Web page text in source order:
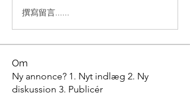
撰寫留言......
Om
Ny annonce? 1. Nyt indlæg 2. Ny
diskussion 3. Publicér